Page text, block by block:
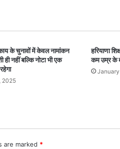
के चुनावों में केवल नामांकन
ही नहीं बल्कि नोटा भी एक
2025
हरियाणा
कम उम्र के
are marked *